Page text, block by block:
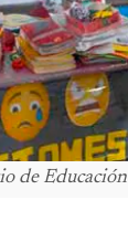
de Educación